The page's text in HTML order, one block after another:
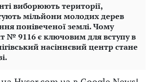
виборюють території,
мільйони молодих дерев
понівеченої землі. Чому
№ 9116 є ключовим для вступу в
насіннєвий центр стане